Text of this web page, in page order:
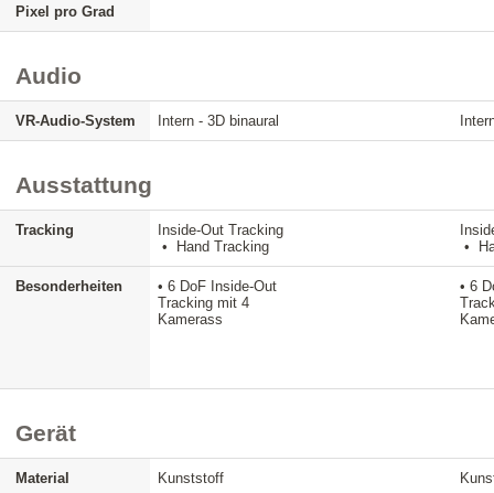
Pixel pro Grad
Audio
VR-Audio-System Intern - 3D binaural
Ausstattung
Tracking
Inside-Out Tracking
• Hand Tracking
•
Besonderheiten
• 6 DoF Inside-Out
Tracking mit 4
Kamerass
• 6
Gerät
Material Kunststoff